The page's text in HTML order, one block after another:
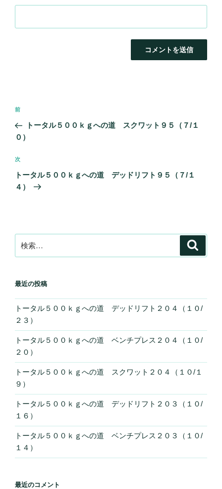
投
ナ
ゲ
ー
シ
前
の
投
前
トータル５００ｋｇへの道 スクワット９５（７/１
０）
次
の
投
次
トータル５００ｋｇへの道 デッドリフト９５（７/１
４）
索:
最近の投稿
トータル５００ｋｇへの道 デッドリフト２０４（１０/
２３）
トータル５００ｋｇへの道 ベンチプレス２０４（１０/
２０）
トータル５００ｋｇへの道 スクワット２０４（１０/１
９）
トータル５００ｋｇへの道 デッドリフト２０３（１０/
１６）
トータル５００ｋｇへの道 ベンチプレス２０３（１０/
１４）
最近のコメント